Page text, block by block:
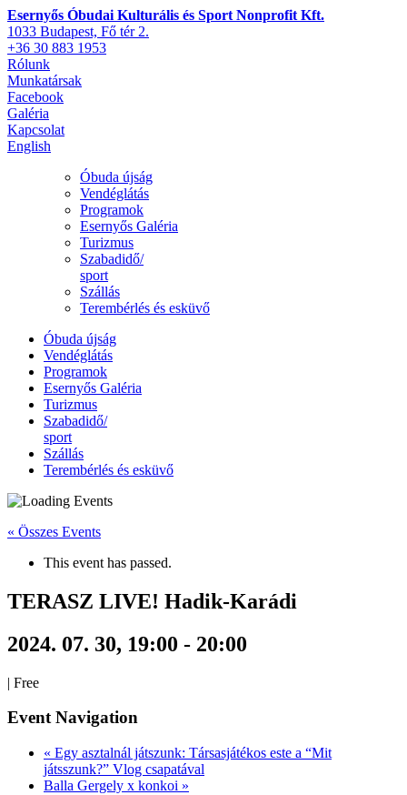
Esernyős Óbudai Kulturális és Sport Nonprofit Kft.
1033 Budapest, Fő tér 2.
+36 30 883 1953
Rólunk
Munkatársak
Facebook
Galéria
Kapcsolat
English
Óbuda újság
Vendéglátás
Programok
Esernyős Galéria
Turizmus
Szabadidő/
sport
Szállás
Terembérlés és esküvő
Óbuda újság
Vendéglátás
Programok
Esernyős Galéria
Turizmus
Szabadidő/
sport
Szállás
Terembérlés és esküvő
« Összes Events
This event has passed.
TERASZ LIVE! Hadik-Karádi
2024. 07. 30, 19:00 - 20:00
| Free
Event Navigation
« Egy asztalnál játszunk: Társasjátékos este a “Mit
játsszunk?” Vlog csapatával
Balla Gergely x konkoi »